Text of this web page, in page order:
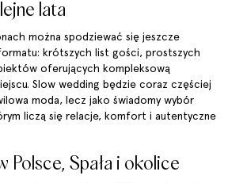
lata
można spodziewać się jeszcze
krótszych list gości, prostszych
oferujących kompleksową
Slow wedding będzie coraz częściej
moda, lecz jako świadomy wybór
liczą się relacje, komfort i autentyczne
Polsce, Spała i okolice